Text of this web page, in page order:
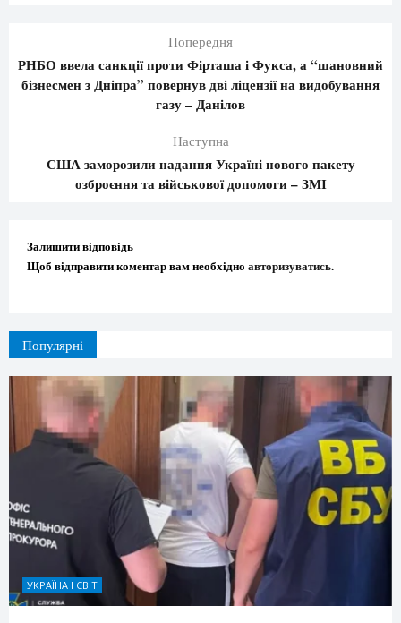
Попередня
РНБО ввела санкції проти Фірташа і Фукса, а “шановний
бізнесмен з Дніпра” повернув дві ліцензії на видобування
газу – Данілов
Наступна
США заморозили надання Україні нового пакету
озброєння та військової допомоги – ЗМІ
Залишити відповідь
Щоб відправити коментар вам необхідно авторизуватись.
Популярні
УКРАЇНА І СВІТ